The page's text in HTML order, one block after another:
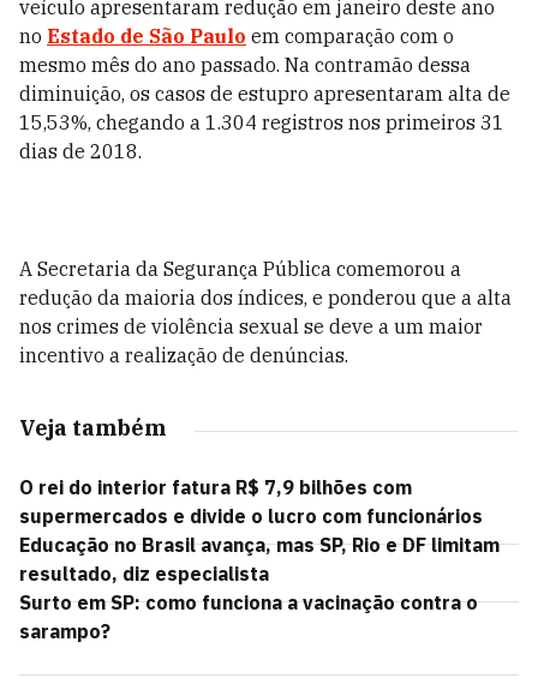
veículo apresentaram redução em janeiro deste ano
no Estado de São Paulo em comparação com o
mesmo mês do ano passado. Na contramão dessa
diminuição, os casos de estupro apresentaram alta de
15,53%, chegando a 1.304 registros nos primeiros 31
dias de 2018.
A Secretaria da Segurança Pública comemorou a
redução da maioria dos índices, e ponderou que a alta
nos crimes de violência sexual se deve a um maior
incentivo a realização de denúncias.
Veja também
O rei do interior fatura R$ 7,9 bilhões com
supermercados e divide o lucro com funcionários
Educação no Brasil avança, mas SP, Rio e DF limitam
resultado, diz especialista
Surto em SP: como funciona a vacinação contra o
sarampo?